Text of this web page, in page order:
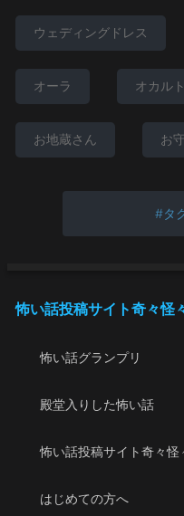
ウェディングドレス
オーラ オカルト
お地蔵さん お
タ
怖い話投稿サイト奇々怪
怖い話グランプリ
殿堂入りした怖い話
怖い話投稿サイト奇々怪
はじめての方へ